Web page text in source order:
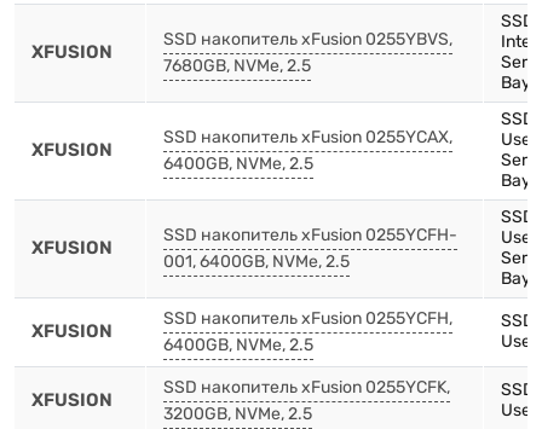
XFUSION
SSD накопитель xFusion 0255YBVS,
7680GB, NVMe, 2.5
Bay)
XFUSION
SSD накопитель xFusion 0255YCAX,
6400GB, NVMe, 2.5
Bay)
XFUSION
SSD накопитель xFusion 0255YCFH-
001, 6400GB, NVMe, 2.5
Bay)
XFUSION
SSD накопитель xFusion 0255YCFH,
6400GB, NVMe, 2.5
XFUSION
SSD накопитель xFusion 0255YCFK,
3200GB, NVMe, 2.5